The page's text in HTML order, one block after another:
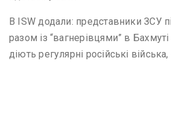
В ISW додали: представники ЗСУ
разом із “вагнерівцями” в
діють регулярні російські